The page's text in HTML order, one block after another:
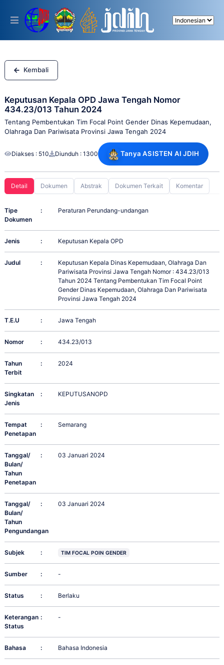
This
includes
accessibility
system.
Kembali
Keputusan Kepala OPD Jawa Tengah Nomor
434.23/013 Tahun 2024
Tentang Pembentukan Tim Focal Point Gender Dinas Kepemudaan,
Olahraga Dan Pariwisata Provinsi Jawa Tengah 2024
Diakses : 510 Diunduh : 1300 Tanya ASISTEN AI JDIH
Detail Dokumen Abstrak Dokumen Terkait Komentar
Tipe
Dokumen
: Peraturan Perundang-undangan
Jenis : Keputusan Kepala OPD
Judul :
Keputusan Kepala Dinas Kepemudaan, Olahraga Dan
Pariwisata Provinsi Jawa Tengah Nomor : 434.23/013
Tahun 2024 Tentang Pembentukan Tim Focal Point
Gender Dinas Kepemudaan, Olahraga Dan Pariwisata
Provinsi Jawa Tengah 2024
T.E.U : Jawa Tengah
Nomor : 434.23/013
Tahun
Terbit
: 2024
Singkatan
Jenis
: KEPUTUSANOPD
Tempat
Penetapan
: Semarang
Tanggal/
Bulan/
Tahun
Penetapan
: 03 Januari 2024
Tanggal/
Bulan/
Tahun
Pengundangan
: 03 Januari 2024
Subjek : TIM FOCAL POIN GENDER
Sumber : -
Status : Berlaku
Keterangan
Status
: -
Bahasa : Bahasa Indonesia